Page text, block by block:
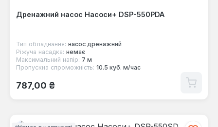
Дренажний насос Насоси+ DSP-550PDA
Тип обладнання: насос дренажний
Ріжуча насадка: немає
Максимальний напір: 7 м
Пропускна спроможність: 10.5 куб. м/час
Звичайна ціна:
787,00 ₴